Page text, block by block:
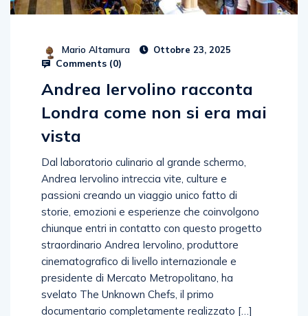
Mario Altamura Ottobre 23, 2025
Comments (0)
Andrea Iervolino racconta
Londra come non si era mai
vista
Dal laboratorio culinario al grande schermo,
Andrea Iervolino intreccia vite, culture e
passioni creando un viaggio unico fatto di
storie, emozioni e esperienze che coinvolgono
chiunque entri in contatto con questo progetto
straordinario Andrea Iervolino, produttore
cinematografico di livello internazionale e
presidente di Mercato Metropolitano, ha
svelato The Unknown Chefs, il primo
documentario completamente realizzato […]